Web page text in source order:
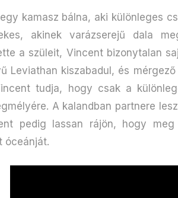
kamasz bálna, aki különleges
akinek varázserejű dala
a szüleit, Vincent bizonytalan
Leviathan kiszabadul, és
tudja, hogy csak a
A kalandban partnere
pedig lassan rájön, hogy
óceánját.